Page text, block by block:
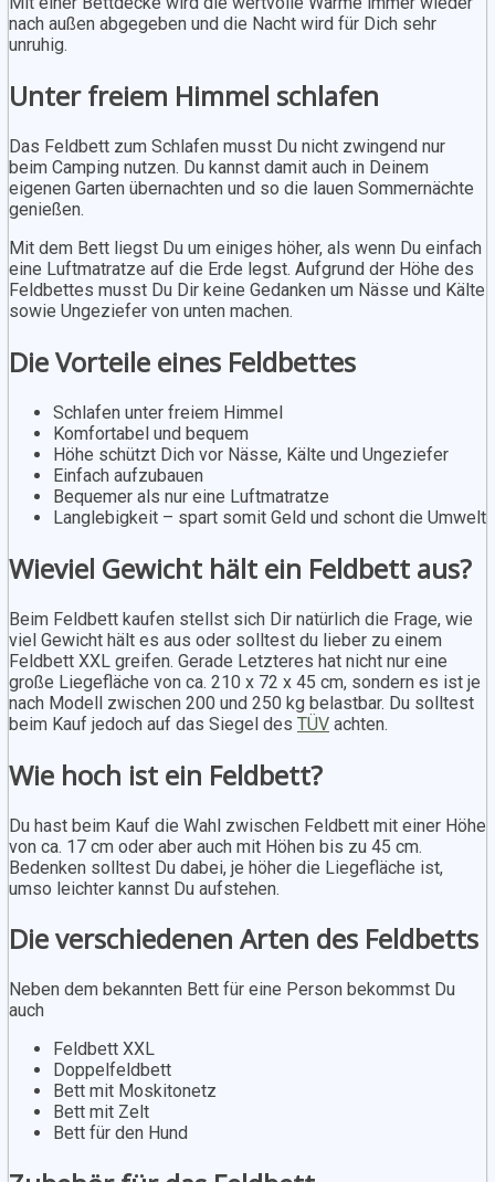
nach außen abgegeben und die Nacht wird für Dich sehr
unruhig.
Unter freiem Himmel schlafen
Das Feldbett zum Schlafen musst Du nicht zwingend nur
beim Camping nutzen. Du kannst damit auch in Deinem
eigenen Garten übernachten und so die lauen Sommernächte
genießen.
Mit dem Bett liegst Du um einiges höher, als wenn Du einfach
eine Luftmatratze auf die Erde legst. Aufgrund der Höhe des
Feldbettes musst Du Dir keine Gedanken um Nässe und Kälte
sowie Ungeziefer von unten machen.
Die Vorteile eines Feldbettes
Schlafen unter freiem Himmel
Komfortabel und bequem
Höhe schützt Dich vor Nässe, Kälte und Ungeziefer
Einfach aufzubauen
Bequemer als nur eine Luftmatratze
Langlebigkeit – spart somit Geld und schont die Umwelt
Wieviel Gewicht hält ein Feldbett aus?
Beim Feldbett kaufen stellst sich Dir natürlich die Frage, wie
viel Gewicht hält es aus oder solltest du lieber zu einem
Feldbett XXL greifen. Gerade Letzteres hat nicht nur eine
große Liegefläche von ca. 210 x 72 x 45 cm, sondern es ist je
nach Modell zwischen 200 und 250 kg belastbar. Du solltest
beim Kauf jedoch auf das Siegel des TÜV achten.
Wie hoch ist ein Feldbett?
Du hast beim Kauf die Wahl zwischen Feldbett mit einer Höhe
von ca. 17 cm oder aber auch mit Höhen bis zu 45 cm.
Bedenken solltest Du dabei, je höher die Liegefläche ist,
umso leichter kannst Du aufstehen.
Die verschiedenen Arten des Feldbetts
Neben dem bekannten Bett für eine Person bekommst Du
auch
Feldbett XXL
Doppelfeldbett
Bett mit Moskitonetz
Bett mit Zelt
Bett für den Hund